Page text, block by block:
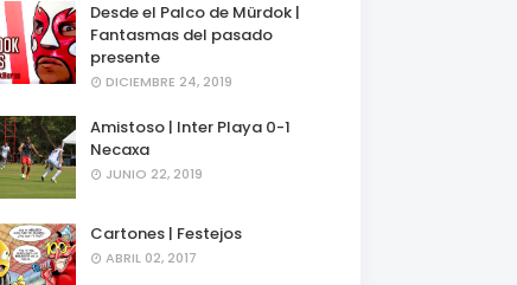
Desde el Palco de Mürdok |
Fantasmas del pasado
presente
DICIEMBRE 24, 2019
Amistoso | Inter Playa 0-1
Necaxa
JUNIO 22, 2019
Cartones | Festejos
ABRIL 02, 2017